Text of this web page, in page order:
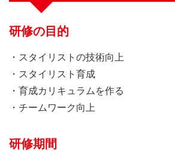
研修の目的
・スタイリストの技術向上
・スタイリスト育成
・育成カリキュラムを作る
・チームワーク向上
研修期間